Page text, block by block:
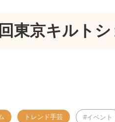
東京キルト
トレンド手芸 イベント